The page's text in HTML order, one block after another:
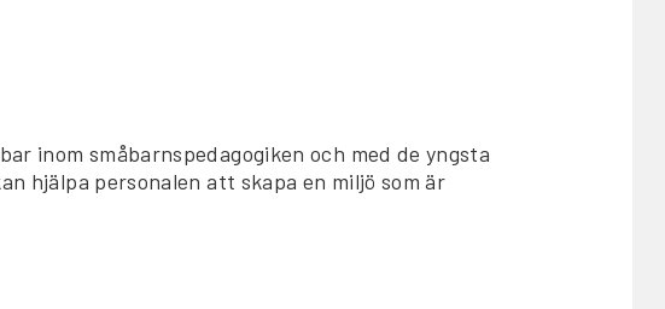
inom småbarnspedagogiken och med de yngsta
hjälpa personalen att skapa en miljö som är